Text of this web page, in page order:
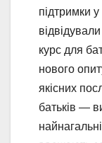
підтримки
курс для
нового
якісних
батьків —